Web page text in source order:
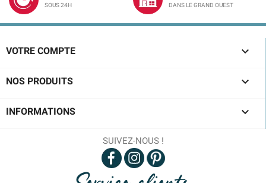
SOUS 24H
DANS LE GRAND OUEST
VOTRE COMPTE 
NOS PRODUITS 
INFORMATIONS 
SUIVEZ-NOUS !